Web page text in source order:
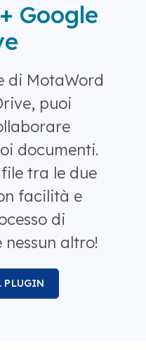
Google
di MotaWord
puoi
documenti.
tra le due
facilità e
di
altro!